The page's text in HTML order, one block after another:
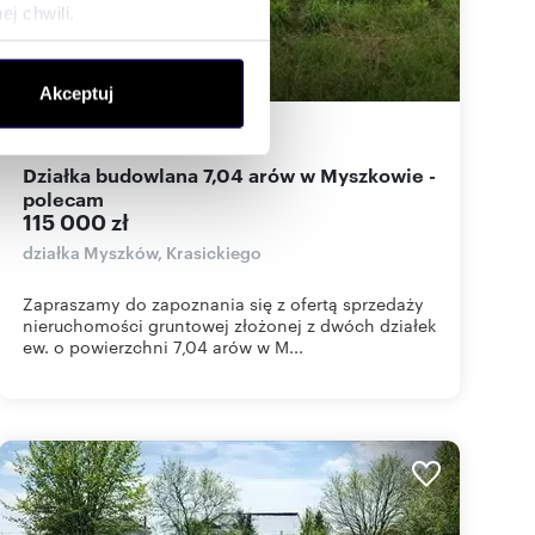
chwili.
społecznościowym,
od Ciebie lub
Akceptuj
704m 163zł/m
Działka budowlana 7,04 arów w Myszkowie -
polecam
115 000 zł
działka Myszków, Krasickiego
Zapraszamy do zapoznania się z ofertą sprzedaży
nieruchomości gruntowej złożonej z dwóch działek
ew. o powierzchni 7,04 arów w M...